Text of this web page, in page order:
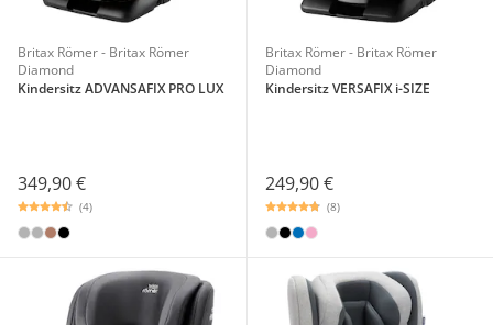
Britax Römer - Britax Römer
Diamond
Kindersitz ADVANSAFIX PRO LUX
349,90 €
(4)
Britax Römer - Britax Römer
Diamond
Kindersitz VERSAFIX i-SIZE
249,90 €
(8)